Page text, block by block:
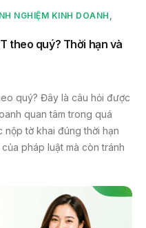
NGHIỆM KINH DOANH ,
theo quý? Thời hạn và
quý? Đây là câu hỏi được
quan tâm trong quá
nộp tờ khai đúng thời hạn
pháp luật mà còn tránh